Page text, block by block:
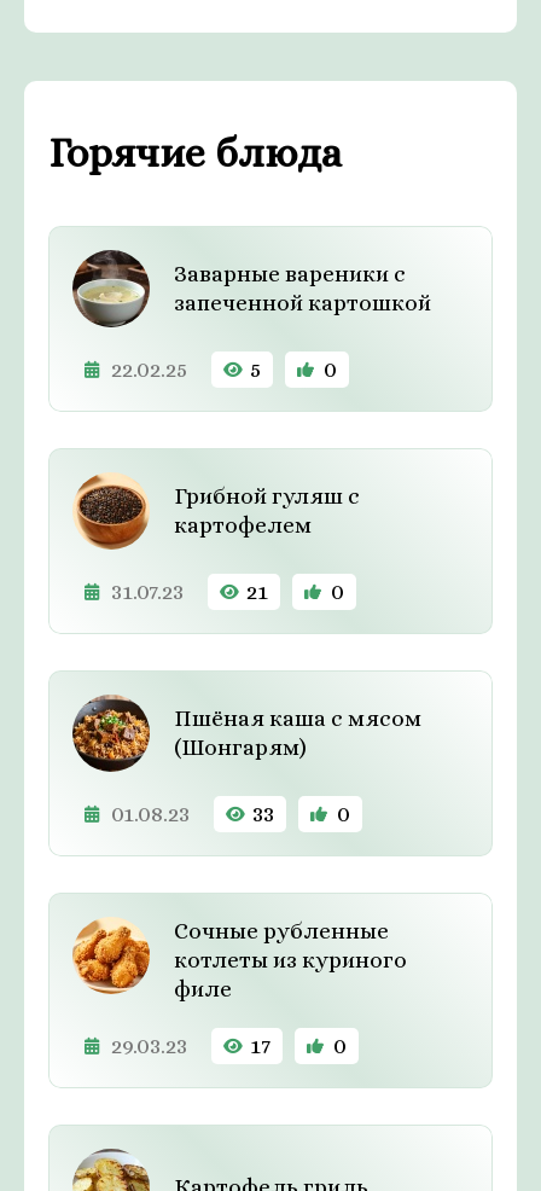
Горячие блюда
Заварные вареники с
запеченной картошкой
22.02.25 5 0
Грибной гуляш c
картофелем
31.07.23 21 0
Пшёная каша с мясом
(Шонгарям)
01.08.23 33 0
Сочные рубленные
котлеты из куриного
филе
29.03.23 17 0